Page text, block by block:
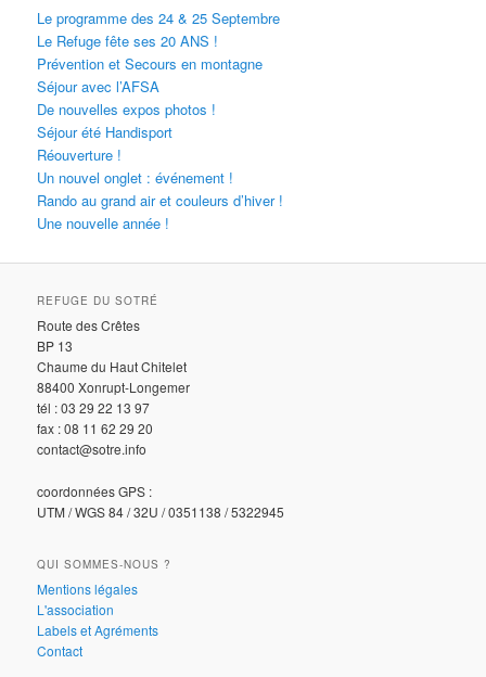
Le programme des 24 & 25 Septembre
Le Refuge fête ses 20 ANS !
Prévention et Secours en montagne
Séjour avec l’AFSA
De nouvelles expos photos !
Séjour été Handisport
Réouverture !
Un nouvel onglet : événement !
Rando au grand air et couleurs d’hiver !
Une nouvelle année !
REFUGE DU SOTRÉ
Route des Crêtes
BP 13
Chaume du Haut Chitelet
88400 Xonrupt-Longemer
tél : 03 29 22 13 97
fax : 08 11 62 29 20
contact@sotre.info
coordonnées GPS :
UTM / WGS 84 / 32U / 0351138 / 5322945
QUI SOMMES-NOUS ?
Mentions légales
L'association
Labels et Agréments
Contact